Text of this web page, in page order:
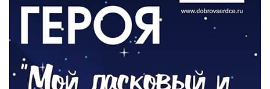
Новый настил на экотропе
05.08.2026